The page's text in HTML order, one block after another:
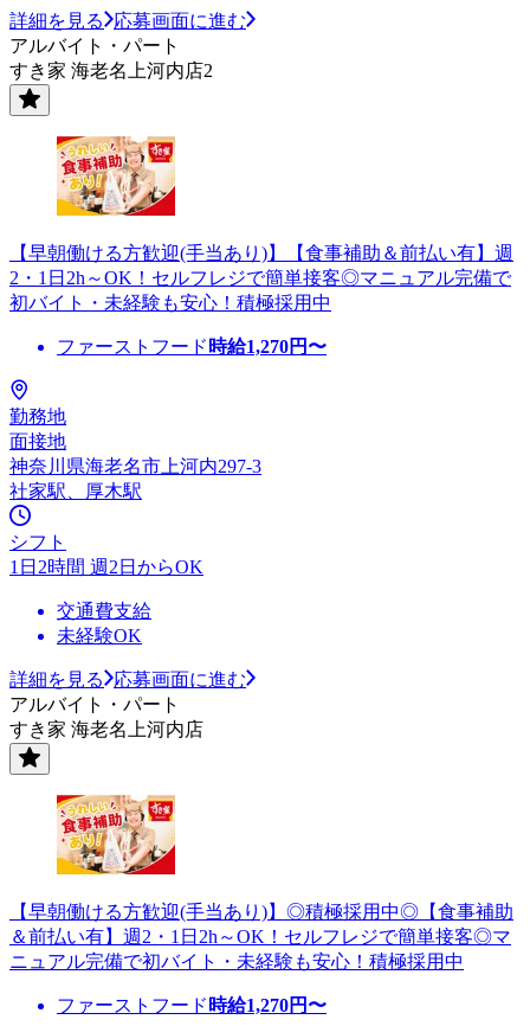
詳細を見る
応募画面に進む
アルバイト・パート
すき家 海老名上河内店2
【早朝働ける方歓迎(手当あり)】【食事補助＆前払い有】週
2・1日2h～OK！セルフレジで簡単接客◎マニュアル完備で
初バイト・未経験も安心！積極採用中
ファーストフード 時給1,270円〜
勤務地
面接地
神奈川県海老名市上河内297-3
社家駅、厚木駅
シフト
1日2時間 週2日からOK
交通費支給
未経験OK
詳細を見る
応募画面に進む
アルバイト・パート
すき家 海老名上河内店
【早朝働ける方歓迎(手当あり)】◎積極採用中◎【食事補助
＆前払い有】週2・1日2h～OK！セルフレジで簡単接客◎マ
ニュアル完備で初バイト・未経験も安心！積極採用中
ファーストフード 時給1,270円〜